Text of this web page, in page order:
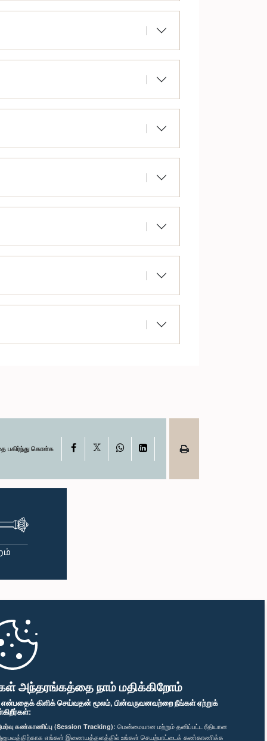
அந்தரங்கத்தை நாம் மதிக்கிறோம்
என்பதைக் கிளிக் செய்வதன் மூலம், பின்வருவனவற்றை நீங்கள் ஏற்றுக்
கண்காணிப்பு (Session Tracking): மென்மையான மற்றும் தனிப்பட்ட ரீதியான
எங்கள் இணையத்தளத்தில் உங்கள் செயற்பாட்டைக் கண்காணிக்க
பகிர்ந்து கொள்க Facebook WhatsAppLinkedIn